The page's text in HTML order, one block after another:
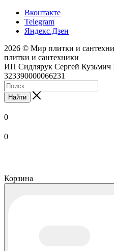
Вконтакте
Telegram
Яндекс.Дзен
2026 © Мир плитки и
плитки и сантехники
ИП Сидлярук Сергей
323390000066231
Найти
0
0
Корзина